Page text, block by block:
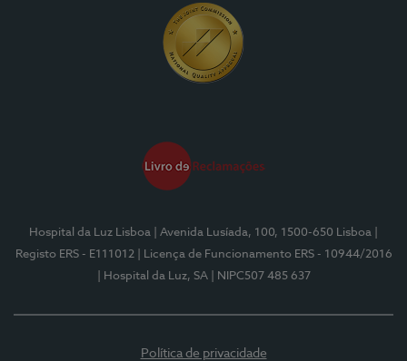
Hospital da Luz Lisboa | Avenida Lusíada, 100, 1500-650 Lisboa
Registo ERS - E111012
| Licença de Funcionamento ERS - 10944/2016
| Hospital da Luz, SA
| NIPC507 485 637
Política de privacidade